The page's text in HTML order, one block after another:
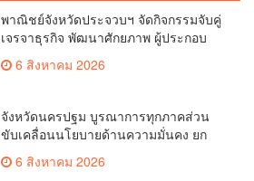
พาณิชย์จังหวัดประจวบฯ จัดกิจกรรมจับคู่
เจรจาธุรกิจ พัฒนาศักยภาพ ผู้ประกอบ
ระหว่างประเทศ
6 สิงหาคม 2026
จังหวัดนครปฐม บูรณาการทุกภาคส่วน
ขับเคลื่อนนโยบายด้านความมั่นคง ยก
ระดับการป้องกันอาชญากรรมทาง
เทคโนโลยี
6 สิงหาคม 2026